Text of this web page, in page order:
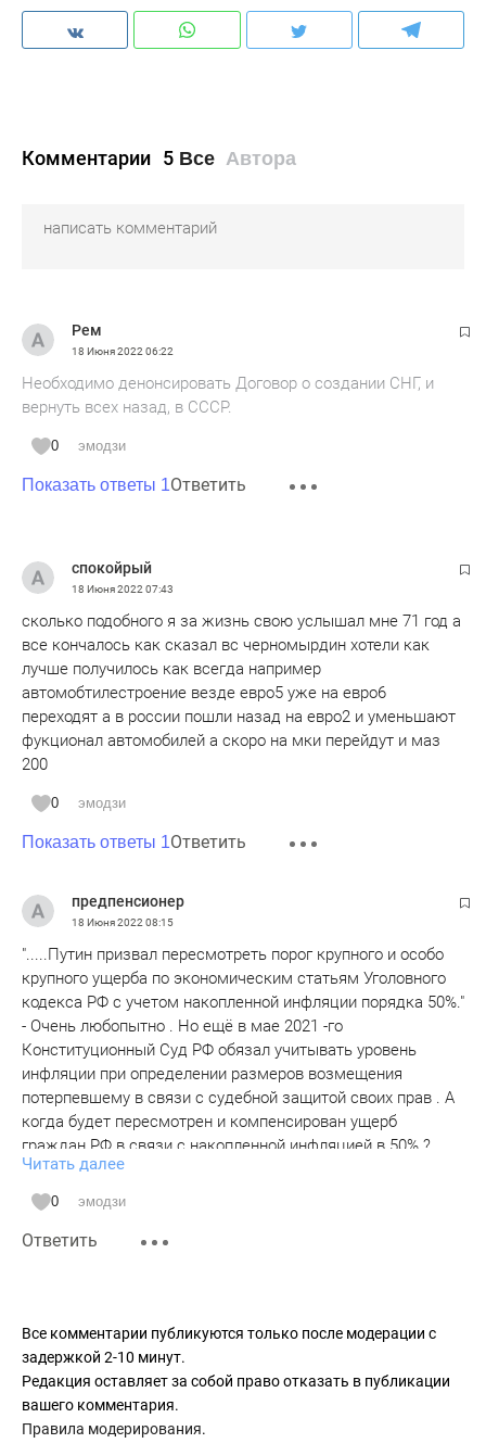
Комментарии 5 Все Автора
Рем
18 Июня 2022 06:22
Необходимо денонсировать Договор о создании СНГ, и
вернуть всех назад, в СССР.
0 эмодзи
Показать ответы 1Ответить
спокойрый
18 Июня 2022 07:43
сколько подобного я за жизнь свою услышал мне 71 год а
все кончалось как сказал вс черномырдин хотели как
лучше получилось как всегда например
автомобтилестроение везде евро5 уже на евро6
переходят а в россии пошли назад на евро2 и уменьшают
фукционал автомобилей а скоро на мки перейдут и маз
200
0 эмодзи
Показать ответы 1Ответить
предпенсионер
18 Июня 2022 08:15
".....Путин призвал пересмотреть порог крупного и особо
крупного ущерба по экономическим статьям Уголовного
кодекса РФ с учетом накопленной инфляции порядка 50%."
- Очень любопытно . Но ещё в мае 2021 -го
Конституционный Суд РФ обязал учитывать уровень
инфляции при определении размеров возмещения
потерпевшему в связи с судебной защитой своих прав . А
когда будет пересмотрен и компенсирован ущерб
граждан РФ в связи с накопленной инфляцией в 50% ?
Новая Конституция это обязывает делать не менее
инфляции .Но эта статья успешно забыта .
http://www.consultant.ru/law/hotdocs/69056.html/
Читать далее
0 эмодзи
Ответить
Все комментарии публикуются только после модерации с
задержкой 2-10 минут.
Редакция оставляет за собой право отказать в публикации
вашего комментария.
Правила модерирования.